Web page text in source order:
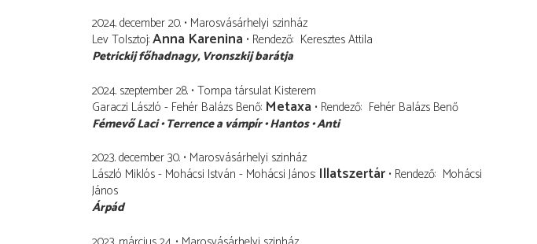
2024. december 20. Marosvásárhelyi szinház
Lev Tolsztoj Anna Karenina Rendező Keresztes Attila
Petrickij főhadnagy Vronszkij barátja
2024. szeptember 28. Tompa társulat Kisterem
Garaczi László - Fehér Balázs Benő Metaxa Rendező Fehér Balázs Benő
Fémevő Laci Terrence a vámpír Hantos Anti
2023. december 30. Marosvásárhelyi szinház
László Miklós - Mohácsi István - Mohácsi János Illatszertár Rendező Mohácsi
János
Árpád